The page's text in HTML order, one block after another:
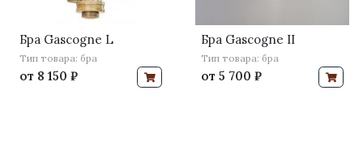
Бра Gascogne L
Тип товара: бра
от 8 150 ₽
Бра Gascogne II
Тип товара: бра
от 5 700 ₽